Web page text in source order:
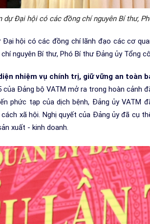
dự Đại hội có các đồng chí nguyên Bí thư,
hội có các đồng chí lãnh đạo các cơ
nguyên Bí thư, Phó Bí thư Đảng ủy Tổng
nhiệm vụ chính trị, giữ vững an toàn
của Đảng bộ VATM mở ra trong hoàn
phức tạp của dịch bệnh, Đảng ủy
xã hội. Nghị quyết của Đảng ủy đã cụ
xuất - kinh doanh.